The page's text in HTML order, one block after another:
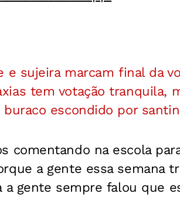
e sujeira marcam final da
tem votação tranquila,
buraco escondido por
comentando na escola
a gente essa semana
a gente sempre falou que